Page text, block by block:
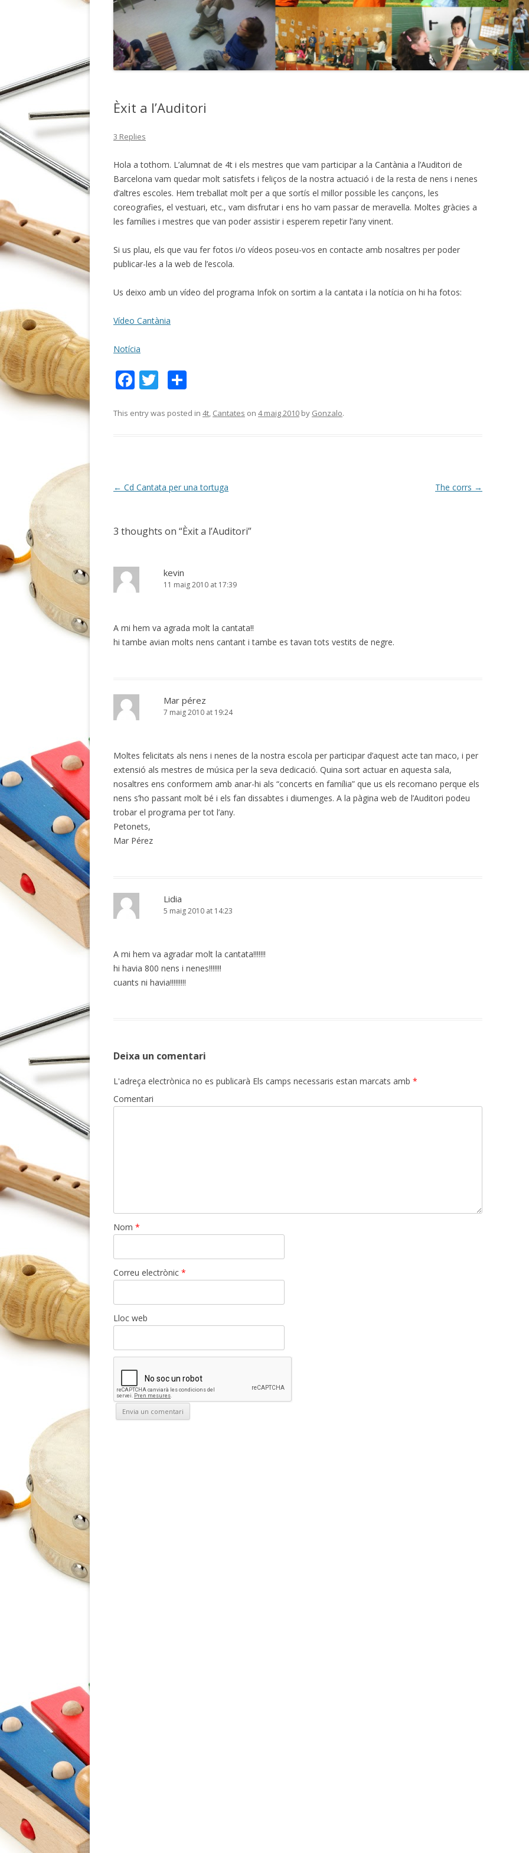
Èxit a l’Auditori
3 Replies
Hola a tothom. L’alumnat de 4t i els mestres que vam participar a la Cantània a l’Auditori de
Barcelona vam quedar molt satisfets i feliços de la nostra actuació i de la resta de nens i nenes
d’altres escoles. Hem treballat molt per a que sortís el millor possible les cançons, les
coreografies, el vestuari, etc., vam disfrutar i ens ho vam passar de meravella. Moltes gràcies a
les famílies i mestres que van poder assistir i esperem repetir l’any vinent.
Si us plau, els que vau fer fotos i/o vídeos poseu-vos en contacte amb nosaltres per poder
publicar-les a la web de l’escola.
Us deixo amb un vídeo del programa Infok on sortim a la cantata i la notícia on hi ha fotos:
Vídeo Cantània
Notícia
F
e
k
T
itt m
ix
This entry was posted in 4t, Cantates on 4 maig 2010 by Gonzalo.
Post
← Cd Cantata per una tortuga The corrs →
3 thoughts on “Èxit a l’Auditori”
kevin
11 maig 2010 at 17:39
A mi hem va agrada molt la cantata!!
hi tambe avian molts nens cantant i tambe es tavan tots vestits de negre.
Mar pérez
7 maig 2010 at 19:24
Moltes felicitats als nens i nenes de la nostra escola per participar d’aquest acte tan maco, i per
extensió als mestres de música per la seva dedicació. Quina sort actuar en aquesta sala,
nosaltres ens conformem amb anar-hi als “concerts en família” que us els recomano perque els
nens s’ho passant molt bé i els fan dissabtes i diumenges. A la pàgina web de l’Auditori podeu
trobar el programa per tot l’any.
Petonets,
Mar Pérez
Lidia
5 maig 2010 at 14:23
A mi hem va agradar molt la cantata!!!!!!!
hi havia 800 nens i nenes!!!!!!!
cuants ni havia!!!!!!!!!
Deixa un comentari
L'adreça electrònica no es publicarà Els camps necessaris estan marcats amb *
Comentari
Nom *
Correu electrònic *
Lloc web